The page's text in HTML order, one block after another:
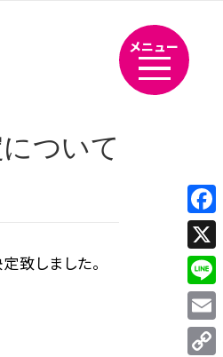
メニュー
ついて
致しました。
X
Line